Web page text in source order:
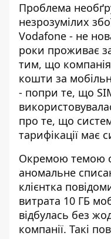
Проблема
незрозумілих
Vodafone - не
роки проживає
тим, що
кошти за
- попри те, що
про те, що
тарифікації має
Окремою темою
аномальне
клієнтка
витрата 10 ГБ
відбулась без
компанії. Такі